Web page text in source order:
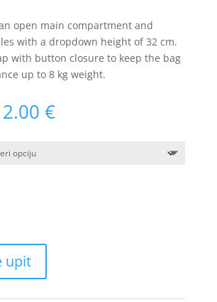
open main compartment and
with a dropdown height of 32 cm.
with button closure to keep the bag
up to 8 kg weight.
2.00 €Raspon
cijena: